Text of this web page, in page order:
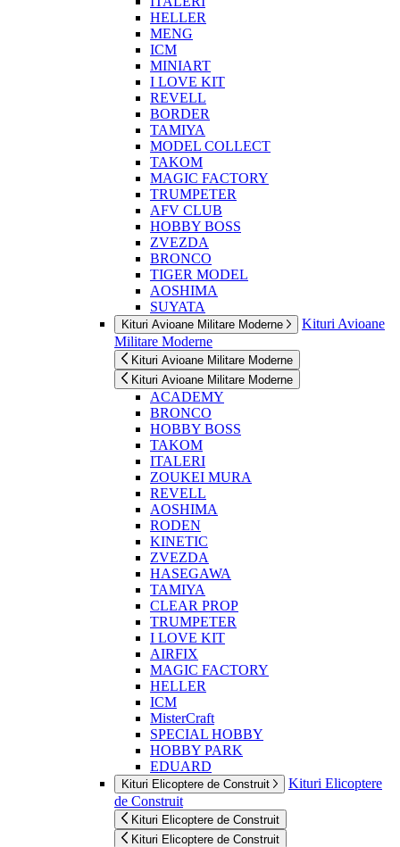
HELLER
MENG
ICM
MINIART
I LOVE KIT
REVELL
BORDER
TAMIYA
MODEL COLLECT
TAKOM
MAGIC FACTORY
TRUMPETER
AFV CLUB
HOBBY BOSS
ZVEZDA
BRONCO
TIGER MODEL
AOSHIMA
SUYATA
Kituri Avioane Militare Moderne
Kituri Avioane
Militare Moderne
Kituri Avioane Militare Moderne
Kituri Avioane Militare Moderne
ACADEMY
BRONCO
HOBBY BOSS
TAKOM
ITALERI
ZOUKEI MURA
REVELL
AOSHIMA
RODEN
KINETIC
ZVEZDA
HASEGAWA
TAMIYA
CLEAR PROP
TRUMPETER
I LOVE KIT
AIRFIX
MAGIC FACTORY
HELLER
ICM
MisterCraft
SPECIAL HOBBY
HOBBY PARK
EDUARD
Kituri Elicoptere de Construit
Kituri Elicoptere
de Construit
Kituri Elicoptere de Construit
Kituri Elicoptere de Construit